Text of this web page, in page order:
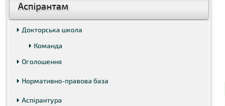
Аспірантам
Докторська школа
Команда
Оголошення
Нормативно-правова база
Аспірантура